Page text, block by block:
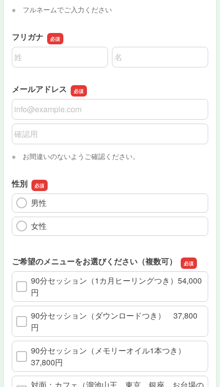
※ フルネームでご入力ください
フリガナ
名前の姓
名前の名
メールアドレス
メールアドレス
メールアドレスの確認用
※ お間違いのないようご確認ください。
性別
男性
女性
ご希望のメニューをお選びください（複数可）
90分セッション（1カ月ヒーリングつき）54,000
円
90分セッション（ダウンロードつき） 37,800
円
90分セッション（メモリーオイル1本つき）
37,800円